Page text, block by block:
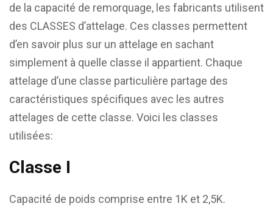
de la capacité de remorquage, les fabricants utilisent
des CLASSES d’attelage. Ces classes permettent
d’en savoir plus sur un attelage en sachant
simplement à quelle classe il appartient. Chaque
attelage d’une classe particulière partage des
caractéristiques spécifiques avec les autres
attelages de cette classe. Voici les classes
utilisées:
Classe I
Capacité de poids comprise entre 1K et 2,5K.